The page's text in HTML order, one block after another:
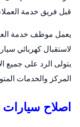
قبل فريق خدمة
يعمل موظف خدمة
لاستقبال كهربائي
يتولى الرد على جميع
المركز والخدمات
اصلاح سيارات